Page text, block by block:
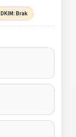
DKIM: Brak